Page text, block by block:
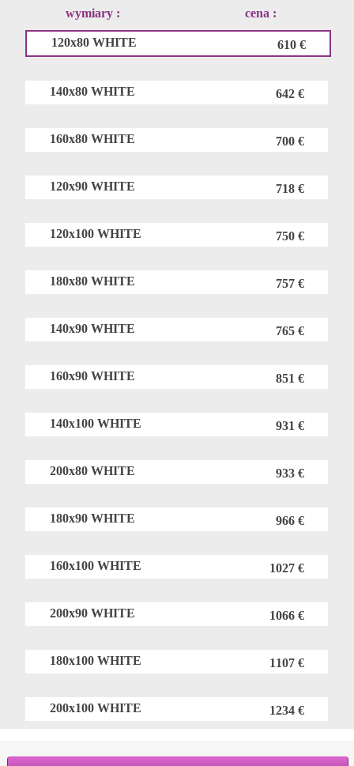
wymiary : cena :
120x80 WHITE 610 €
140x80 WHITE 642 €
160x80 WHITE 700 €
120x90 WHITE 718 €
120x100 WHITE 750 €
180x80 WHITE 757 €
140x90 WHITE 765 €
160x90 WHITE 851 €
140x100 WHITE 931 €
200x80 WHITE 933 €
180x90 WHITE 966 €
160x100 WHITE 1027 €
200x90 WHITE 1066 €
180x100 WHITE 1107 €
200x100 WHITE 1234 €